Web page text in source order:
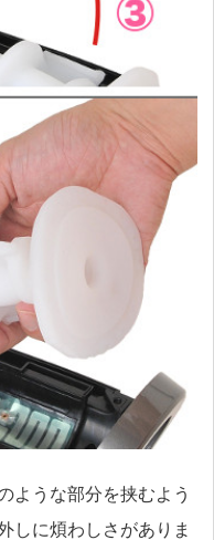
ような部分を挟むよう
しに煩わしさがありま